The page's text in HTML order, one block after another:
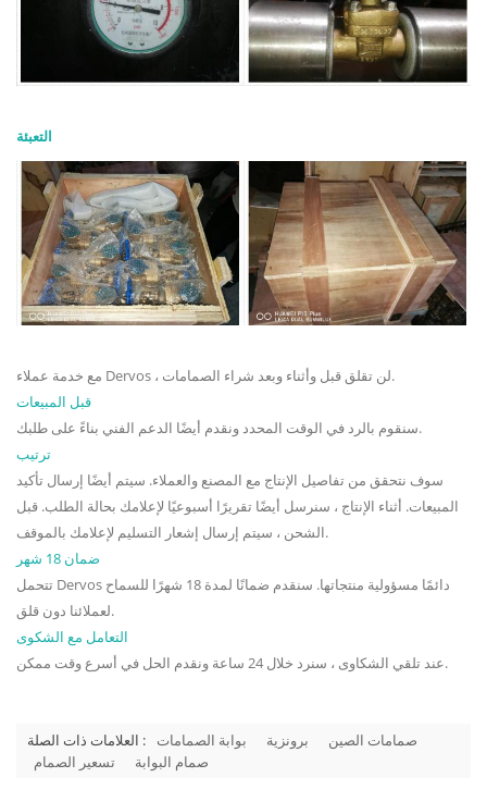
التعبئة
مع خدمة عملاء Dervos ، لن تقلق قبل وأثناء وبعد شراء الصمامات.
قبل المبيعات
سنقوم بالرد في الوقت المحدد ونقدم أيضًا الدعم الفني بناءً على طلبك.
ترتيب
سوف نتحقق من تفاصيل الإنتاج مع المصنع والعملاء. سيتم أيضًا إرسال تأكيد
المبيعات. أثناء الإنتاج ، سنرسل أيضًا تقريرًا أسبوعيًا لإعلامك بحالة الطلب. قبل
الشحن ، سيتم إرسال إشعار التسليم لإعلامك بالموقف.
ضمان 18 شهر
تتحمل Dervos دائمًا مسؤولية منتجاتها. سنقدم ضمانًا لمدة 18 شهرًا للسماح
لعملائنا دون قلق.
التعامل مع الشكوى
عند تلقي الشكاوى ، سنرد خلال 24 ساعة ونقدم الحل في أسرع وقت ممكن.
العلامات ذات الصلة : بوابة الصمامات برونزية
صمامات الصين
تسعير الصمام
صمام البوابة